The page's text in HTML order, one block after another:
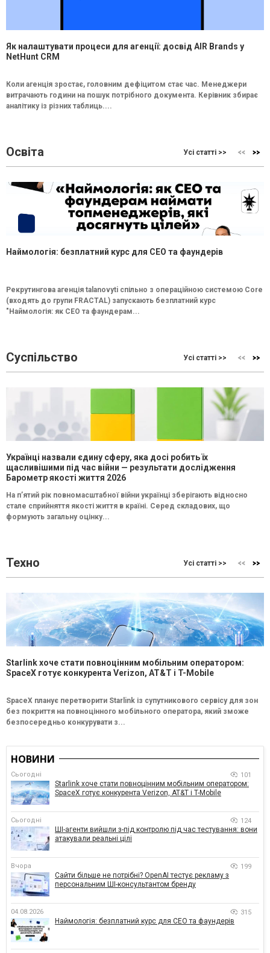
Як налаштувати процеси для агенції: досвід AIR Brands у
NetHunt CRM
Коли агенція зростає, головним дефіцитом стає час. Менеджери
витрачають години на пошук потрібного документа. Керівник збирає
аналітику із різних таблиць....
Освіта Усі статті >>
Наймологія: безплатний курс для CEO та фаундерів
Рекрутингова агенція talanovyti спільно з операційною системою Core
(входять до групи FRACTAL) запускають безплатний курс
"Наймологія: як СEO та фаундерам...
Суспільство Усі статті >>
Українці назвали єдину сферу, яка досі робить їх
щасливішими під час війни — результати дослідження
Барометр якості життя 2026
На п’ятий рік повномасштабної війни українці зберігають відносно
стале сприйняття якості життя в країні. Серед складових, що
формують загальну оцінку...
Техно Усі статті >>
Starlink хоче стати повноцінним мобільним оператором:
SpaceX готує конкурента Verizon, AT&T і T-Mobile
SpaceX планує перетворити Starlink із супутникового сервісу для зон
без покриття на повноцінного мобільного оператора, який зможе
безпосередньо конкурувати з...
НОВИНИ
Сьогодні 101
Starlink хоче стати повноцінним мобільним оператором:
SpaceX готує конкурента Verizon, AT&T і T-Mobile
Сьогодні 124
ШІ-агенти вийшли з-під контролю під час тестування: вони
атакували реальні цілі
Вчора 199
Сайти більше не потрібні? OpenAI тестує рекламу з
персональним ШІ-консультантом бренду
04.08.2026 315
Наймологія: безплатний курс для CEO та фаундерів